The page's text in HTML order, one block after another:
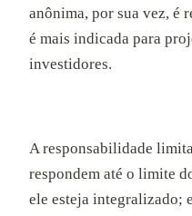
anônima, por sua vez, é
é mais indicada para
investidores.
A responsabilidade
respondem até o limite
ele esteja integralizado;